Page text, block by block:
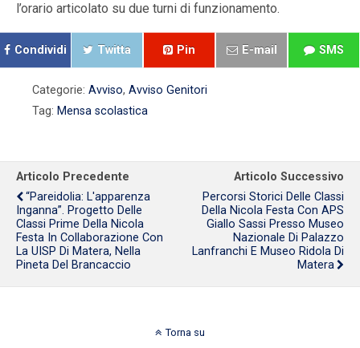
l’orario articolato su due turni di funzionamento.
Condividi Twitta Pin E-mail SMS
Categorie: Avviso, Avviso Genitori
Tag: Mensa scolastica
Articolo Precedente
“Pareidolia: L'apparenza
Inganna”. Progetto Delle
Classi Prime Della Nicola
Festa In Collaborazione Con
La UISP Di Matera, Nella
Pineta Del Brancaccio
Articolo Successivo
Percorsi Storici Delle Classi
Della Nicola Festa Con APS
Giallo Sassi Presso Museo
Nazionale Di Palazzo
Lanfranchi E Museo Ridola Di
Matera
Torna su